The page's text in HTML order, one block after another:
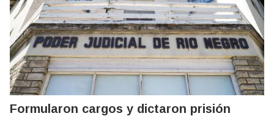
Formularon cargos y dictaron prisión